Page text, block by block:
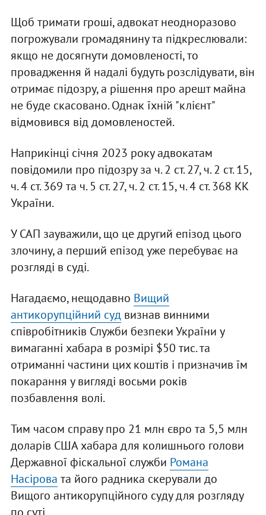
Щоб тримати гроші, адвокат неодноразово
погрожували громадянину та підкреслювали:
якщо не досягнути домовленості, то
провадження й надалі будуть розслідувати, він
отримає підозру, а рішення про арешт майна
не буде скасовано. Однак їхній "клієнт"
відмовився від домовленостей.
Наприкінці січня 2023 року адвокатам
повідомили про підозру за ч. 2 ст. 27, ч. 2 ст. 15,
ч. 4 ст. 369 та ч. 5 ст. 27, ч. 2 ст. 15, ч. 4 ст. 368 КК
України.
У САП зауважили, що це другий епізод цього
злочину, а перший епізод уже перебуває на
розгляді в суді.
Нагадаємо, нещодавно Вищий
антикорупційний судвизнав винними
співробітників Служби безпеки України у
вимаганні хабара в розмірі $50 тис. та
отриманні частини цих коштів і призначив їм
покарання у вигляді восьми років
позбавлення волі.
Тим часом справу про 21 млн євро та 5,5 млн
доларів США хабара для колишнього голови
Державної фіскальної служби Романа
Насірова та його радника скерували до
Вищого антикорупційного суду для розгляду